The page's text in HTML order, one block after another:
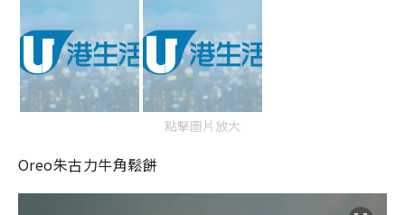
點擊圖片放大
Oreo朱古力牛角鬆餅